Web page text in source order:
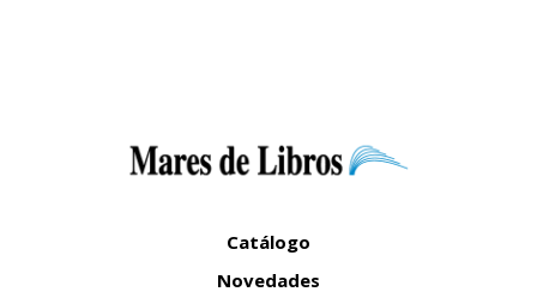
Catálogo
Novedades